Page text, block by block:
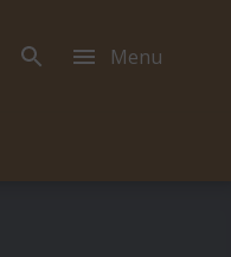
Menu